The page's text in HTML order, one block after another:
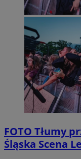
FOTO Tłumy
Śląska Scena